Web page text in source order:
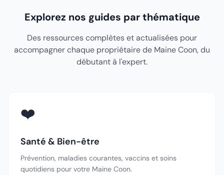
Explorez nos guides par thématique
Des ressources complètes et actualisées pour
accompagner chaque propriétaire de Maine Coon, du
débutant à l'expert.
❤️
Santé & Bien-être
Prévention, maladies courantes, vaccins et soins
quotidiens pour votre Maine Coon.